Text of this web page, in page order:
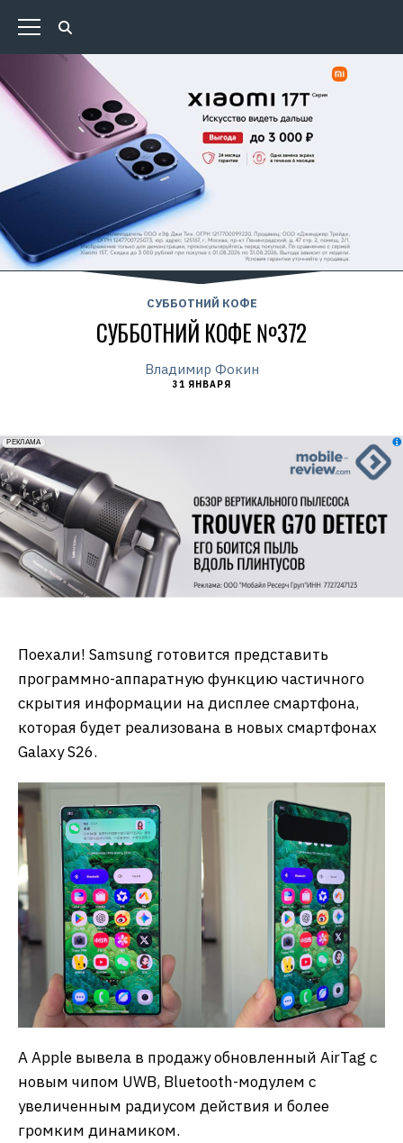
СУББОТНИЙ КОФЕ
СУББОТНИЙ КОФЕ №372
Владимир Фокин
31 ЯНВАРЯ
erid: 2VfnxxmNzs5
РЕКЛАМА
Поехали! Samsung готовится представить
программно-аппаратную функцию частичного
скрытия информации на дисплее смартфона,
которая будет реализована в новых смартфонах
Galaxy S26.
А Apple вывела в продажу обновленный AirTag c
новым чипом UWB, Bluetooth-модулем с
увеличенным радиусом действия и более
громким динамиком.